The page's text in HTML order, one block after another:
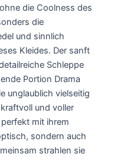
die Coolness des
die
und sinnlich
Kleides. Der sanft
Schleppe
Portion Drama
unglaublich vielseitig
und voller
mit ihrem
sondern auch
strahlen sie